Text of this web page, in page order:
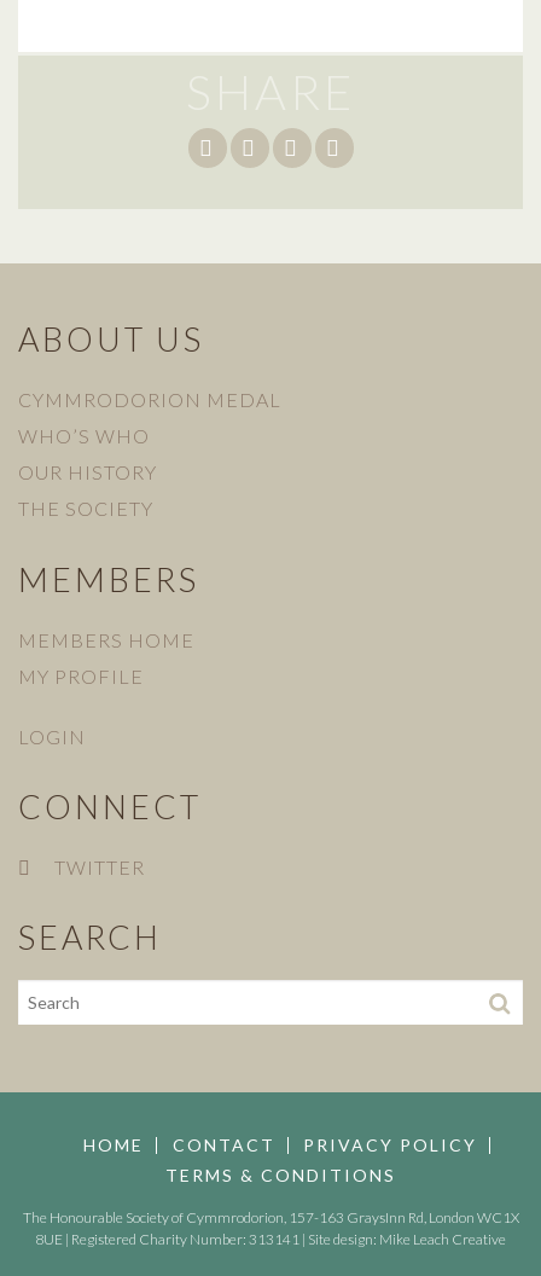
ABOUT US
CYMMRODORION MEDAL
WHO’S WHO
OUR HISTORY
THE SOCIETY
MEMBERS
MEMBERS HOME
MY PROFILE
LOGIN
CONNECT
TWITTER
SEARCH
HOME CONTACT
PRIVACY POLICY
TERMS & CONDITIONS
The Honourable Society of Cymmrodorion, 157-163 GraysInn Rd, London WC1X
8UE | Registered Charity Number: 313141 | Site design: Mike Leach Creative